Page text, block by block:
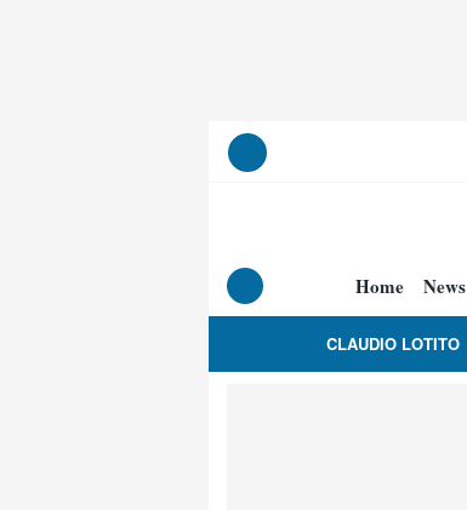
Home News
CLAUDIO LOTITO